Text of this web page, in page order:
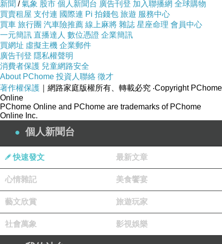
We were dreamers not so long ago.
But one by one we all had to grow up.
When it seems the magic slipped away,
we find it all again on Christmas day...
Believe in what your heart is saying,
hear the melody that's playing.
There's no time to waste,
Believe in what you feel inside,
You have everything you need,
If you just believe.
新聞 /氣象 股市 個人新聞台 廣告刊登 加入聯播網 全球購物
買賣租屋 支付連 國際連 Pi 拍錢包 旅遊 服務中心
買車 旅行團 汽車險推薦 線上麻將 雜誌 星座命理 會員中心
一元簡訊 直播達人 數位憑證 企業簡訊
買網址 虛擬主機 企業郵件
廣告刊登 隱私權聲明
消費者保護 兒童網路安全
About PChome 投資人聯絡 徵才
著作權保護 ｜網路家庭版權所有、轉載必究 ‧Copyright PChome
Online
PChome Online and PChome are trademarks of PChome
Online Inc.
個人新聞台
快速發文 最新文章
心情雜記 美食饗宴
藝文欣賞 旅遊玩家
社會萬象 影視娛樂